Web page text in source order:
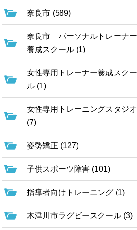
奈良市 (589)
奈良市 パーソナルトレーナー
養成スクール (1)
女性専用トレーナー養成スクー
ル (1)
女性専用トレーニングスタジオ
(7)
姿勢矯正 (127)
子供スポーツ障害 (101)
指導者向けトレーニング (1)
木津川市ラグビースクール (3)